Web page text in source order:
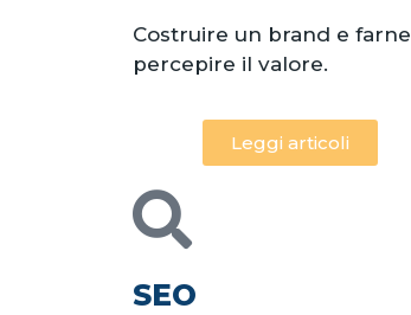
Costruire un brand e farne
percepire il valore.
Leggi articoli
SEO